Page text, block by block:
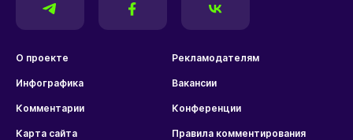
О проекте Рекламодателям
Инфографика Вакансии
Комментарии Конференции
Карта сайта Правила комментирования